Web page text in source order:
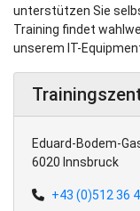
unterstützen Sie
Training findet
unserem IT-
Eduard-Bodem-
6020 Innsbruck
+43 (0)512 36